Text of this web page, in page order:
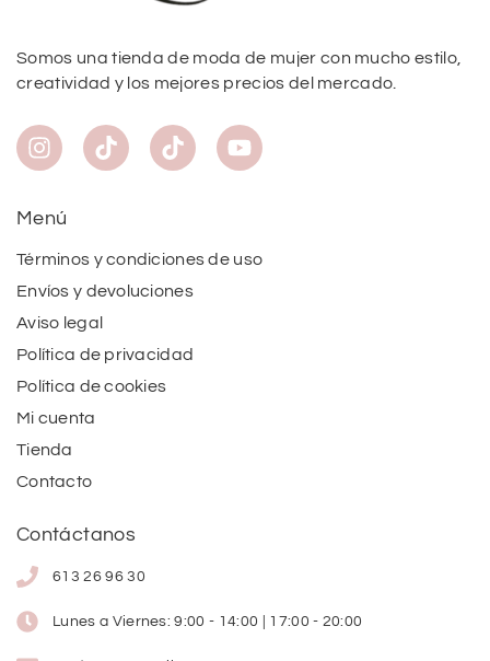
Somos una tienda de moda de mujer con mucho estilo,
creatividad y los mejores precios del mercado.
Menú
Términos y condiciones de uso
Envíos y devoluciones
Aviso legal
Política de privacidad
Política de cookies
Mi cuenta
Tienda
Contacto
Contáctanos
613 26 96 30
Lunes a Viernes: 9:00 - 14:00 | 17:00 - 20:00